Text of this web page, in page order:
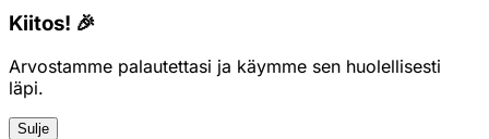
Kiitos! 🎉
Arvostamme palautettasi ja käymme sen huolellisesti
läpi.
Sulje